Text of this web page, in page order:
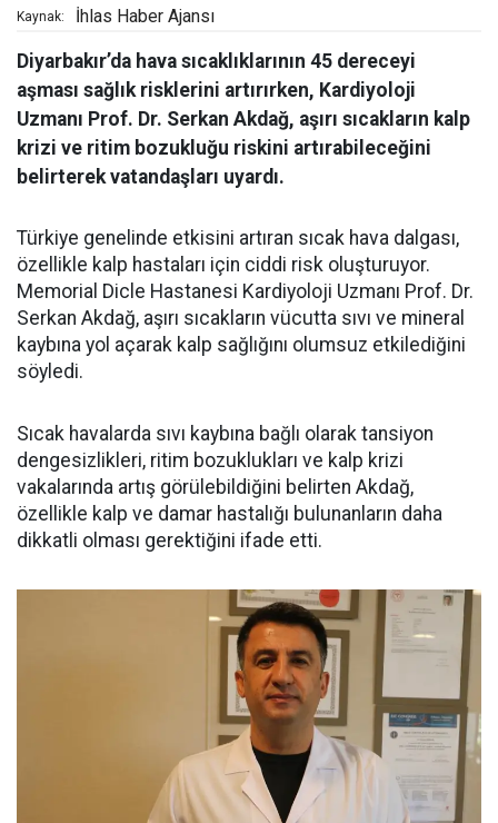
Kaynak: İhlas Haber Ajansı
Diyarbakır’da hava sıcaklıklarının 45 dereceyi
aşması sağlık risklerini artırırken, Kardiyoloji
Uzmanı Prof. Dr. Serkan Akdağ, aşırı sıcakların kalp
krizi ve ritim bozukluğu riskini artırabileceğini
belirterek vatandaşları uyardı.
Türkiye genelinde etkisini artıran sıcak hava dalgası,
özellikle kalp hastaları için ciddi risk oluşturuyor.
Memorial Dicle Hastanesi Kardiyoloji Uzmanı Prof. Dr.
Serkan Akdağ, aşırı sıcakların vücutta sıvı ve mineral
kaybına yol açarak kalp sağlığını olumsuz etkilediğini
söyledi.
Sıcak havalarda sıvı kaybına bağlı olarak tansiyon
dengesizlikleri, ritim bozuklukları ve kalp krizi
vakalarında artış görülebildiğini belirten Akdağ,
özellikle kalp ve damar hastalığı bulunanların daha
dikkatli olması gerektiğini ifade etti.